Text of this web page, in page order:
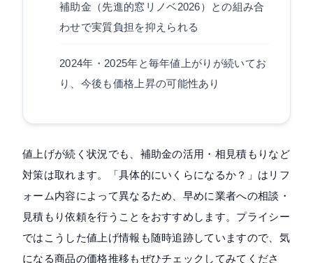
補助金（先進的窓リノベ2026）との組み合
わせで実質負担を抑えられる
2024年・2025年と毎年値上がりが続いてお
り、今後も価格上昇の可能性あり
値上げが続く状況でも、補助金の活用・相見積もりなど
対策は取れます。「具体的にいくらになるか？」はリフ
ォーム内容によって異なるため、早めに業者への相談・
見積もり依頼を行うことをおすすめします。プライシー
ではこうした値上げ情報も随時追跡していますので、気
になる商品の価格推移もぜひチェックしてみてくださ